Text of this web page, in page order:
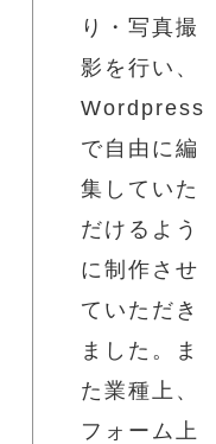
り・写真撮
影を行い、
Wordpress
で自由に編
集していた
だけるよう
に制作させ
ていただき
ました。ま
た業種上、
フォーム上